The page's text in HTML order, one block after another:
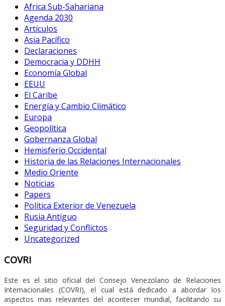
Africa Sub-Sahariana
Agenda 2030
Artículos
Asia Pacífico
Declaraciones
Democracia y DDHH
Economía Global
EEUU
El Caribe
Energía y Cambio Climático
Europa
Geopolítica
Gobernanza Global
Hemisferio Occidental
Historia de las Relaciones Internacionales
Medio Oriente
Noticias
Papers
Política Exterior de Venezuela
Rusia Antiguo
Seguridad y Conflictos
Uncategorized
COVRI
Este es el sitio oficial del Consejo Venezolano de Relaciones
Internacionales (COVRI), el cual está dedicado a abordar los
aspectos mas relevantes del acontecer mundial, facilitando su